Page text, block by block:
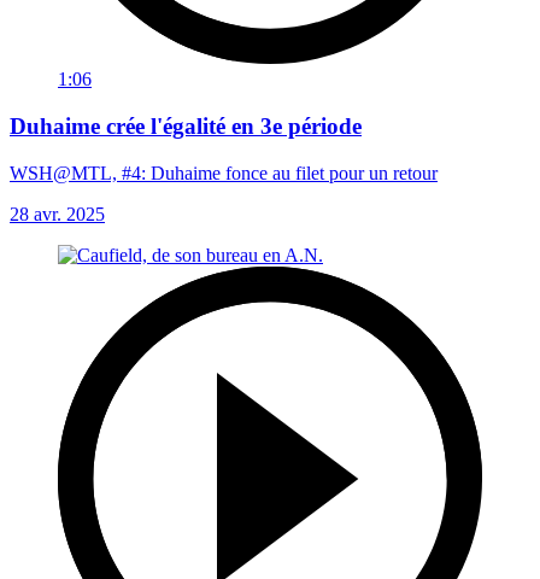
1:06
Duhaime crée l'égalité en 3e période
WSH@MTL, #4: Duhaime fonce au filet pour un retour
28 avr. 2025